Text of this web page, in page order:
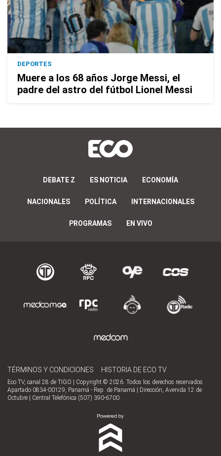
DEPORTES
Muere a los 68 años Jorge Messi, el
padre del astro del fútbol Lionel Messi
DEBATE Z ES NOTICIA ECONOMÍA
NACIONALES POLÍTICA INTERNACIONALES
PROGRAMAS EN VIVO
TÉRMINOS Y CONDICIONES HISTORIA DE ECO TV
Eco TV, canal 28 de TIGO | Copyright © 2026. Todos los derechos reservados
Apartado 0834-00129, Panamá - Rep. de Panamá | Dirección, Avenida 12 de
Octubre | Central Telefónica (507) 390-6700.